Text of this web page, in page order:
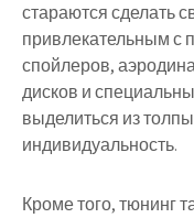
стараются сделать
привлекательным с
спойлеров,
дисков и
выделиться из
индивидуальность.
Кроме того, тюнинг